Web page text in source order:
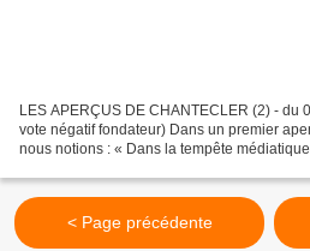
LES APERÇUS DE CHANTECLER (2) - du
vote négatif fondateur) Dans un premier
nous notions : « Dans la tempête
< Page précédente